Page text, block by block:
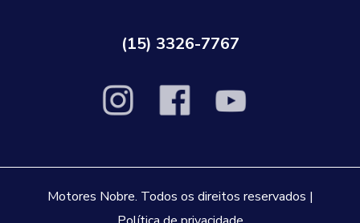
(15) 3326-7767
Motores Nobre. Todos os direitos reservados |